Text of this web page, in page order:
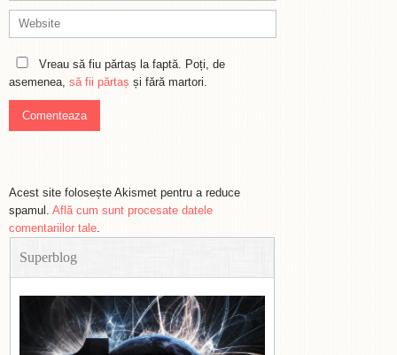
Vreau să fiu părtaș la faptă. Poți, de
asemenea, să fii părtaș și fără martori.
Acest site folosește Akismet pentru a reduce
spamul. Află cum sunt procesate datele
comentariilor tale.
Superblog